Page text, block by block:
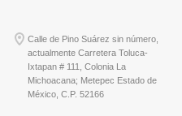
Calle de Pino Suárez sin número,
actualmente Carretera Toluca-
Ixtapan # 111, Colonia La
Michoacana; Metepec Estado de
México, C.P. 52166